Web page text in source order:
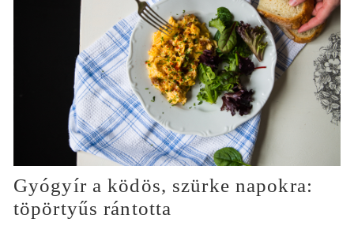
Gyógyír a ködös, szürke napokra:
töpörtyűs rántotta